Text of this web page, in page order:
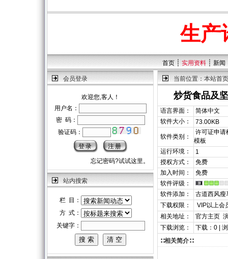
生产
首页 ┊ 实用资料 ┊ 新闻
会员登录
欢迎您,客人！
用户名：
密 码：
验证码：
忘记密码?试试这里。
站内搜索
栏 目：
方 式：
关键字：
当前位置： 本站首页
炒货食品及
语言界面：
简体中文
软件大小：
73.00KB
软件类别：
许可证申请
模板
运行环境：
1
授权方式：
免费
加入时间：
免费
软件评级：
软件添加：
古道西风瘦
下载权限：
VIP以上会
相关地址：
官方主页
下载浏览：
下载：0 |
∷相关简介∷